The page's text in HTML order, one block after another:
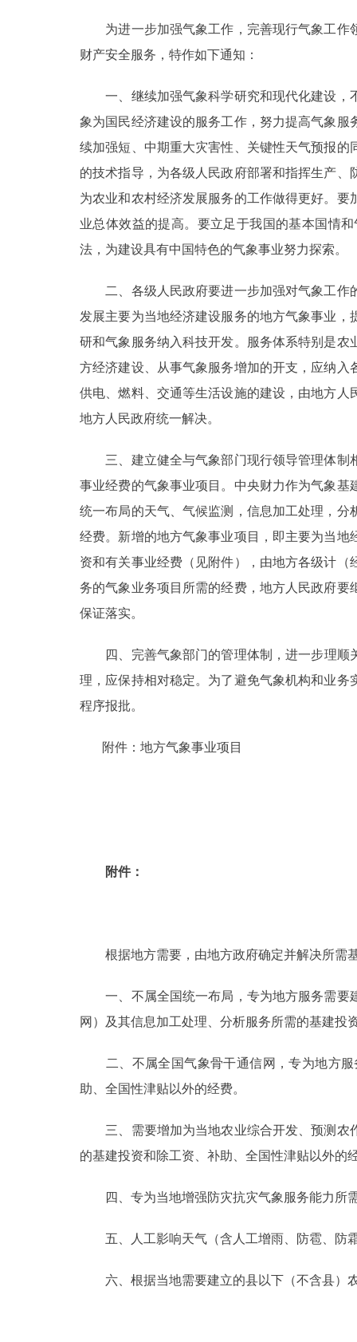
为进一步加强气象工作，完善现行气象工作
财产安全服务，特作如下通知：
一、继续加强气象科学研究和现代化建设，
象为国民经济建设的服务工作，努力提高气象
续加强短、中期重大灾害性、关键性天气预报
的技术指导，为各级人民政府部署和指挥生产
为农业和农村经济发展服务的工作做得更好。
业总体效益的提高。要立足于我国的基本国情
法，为建设具有中国特色的气象事业努力探索。
二、各级人民政府要进一步加强对气象工作
发展主要为当地经济建设服务的地方气象事业
研和气象服务纳入科技开发。服务体系特别是
方经济建设、从事气象服务增加的开支，应纳
供电、燃料、交通等生活设施的建设，由地方
地方人民政府统一解决。
三、建立健全与气象部门现行领导管理体制
事业经费的气象事业项目。中央财力作为气象
统一布局的天气、气候监测，信息加工处理，
经费。新增的地方气象事业项目，即主要为当
资和有关事业经费（见附件），由地方各级计
务的气象业务项目所需的经费，地方人民政府
保证落实。
四、完善气象部门的管理体制，进一步理顺
理，应保持相对稳定。为了避免气象机构和业
程序报批。
附件：地方气象事业项目
附件：
根据地方需要，由地方政府确定并解决所需
一、不属全国统一布局，专为地方服务需要
网）及其信息加工处理、分析服务所需的基建投
二、不属全国气象骨干通信网，专为地方服
助、全国性津贴以外的经费。
三、需要增加为当地农业综合开发、预测农
的基建投资和除工资、补助、全国性津贴以外的
四、专为当地增强防灾抗灾气象服务能力所
五、人工影响天气（含人工增雨、防雹、防
六、根据当地需要建立的县以下（不含县）